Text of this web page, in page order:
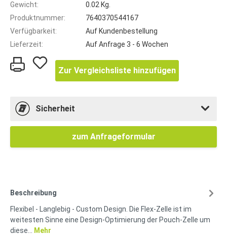
Gewicht:
0.02 Kg.
Produktnummer:
7640370544167
Verfügbarkeit:
Auf Kundenbestellung
Lieferzeit:
Auf Anfrage 3 - 6 Wochen
Zur Vergleichsliste hinzufügen
Sicherheit
zum Anfrageformular
Beschreibung
Flexibel - Langlebig - Custom Design. Die Flex-Zelle ist im
weitesten Sinne eine Design-Optimierung der Pouch-Zelle um
diese…
Mehr